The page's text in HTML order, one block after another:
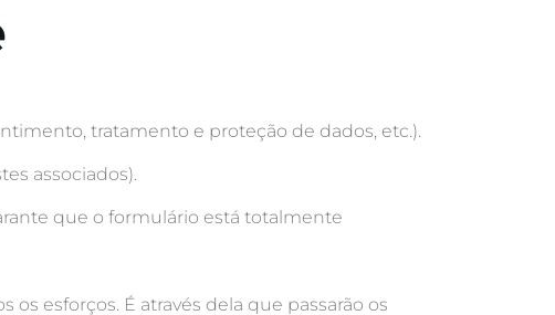
tratamento e proteção de dados, etc.).
associados).
que o formulário está totalmente
os esforços. É através dela que passarão os